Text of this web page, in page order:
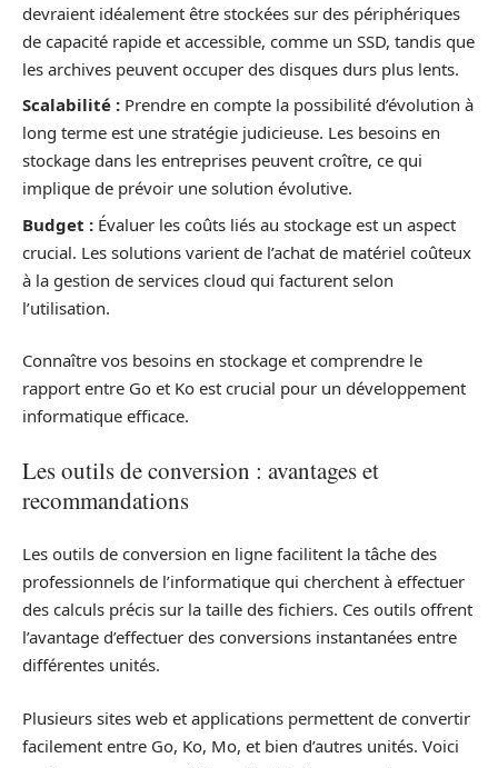
devraient idéalement être stockées sur des périphériques
de capacité rapide et accessible, comme un SSD, tandis que
les archives peuvent occuper des disques durs plus lents.
Scalabilité : Prendre en compte la possibilité d’évolution à
long terme est une stratégie judicieuse. Les besoins en
stockage dans les entreprises peuvent croître, ce qui
implique de prévoir une solution évolutive.
Budget : Évaluer les coûts liés au stockage est un aspect
crucial. Les solutions varient de l’achat de matériel coûteux
à la gestion de services cloud qui facturent selon
l’utilisation.
Connaître vos besoins en stockage et comprendre le
rapport entre Go et Ko est crucial pour un développement
informatique efficace.
Les outils de conversion : avantages et
recommandations
Les outils de conversion en ligne facilitent la tâche des
professionnels de l’informatique qui cherchent à effectuer
des calculs précis sur la taille des fichiers. Ces outils offrent
l’avantage d’effectuer des conversions instantanées entre
différentes unités.
Plusieurs sites web et applications permettent de convertir
facilement entre Go, Ko, Mo, et bien d’autres unités. Voici